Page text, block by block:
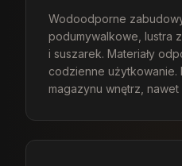
Wodoodporne
podumywalkowe, lustra
i suszarek. Materiały
codzienne użytkowanie.
magazynu wnętrz,